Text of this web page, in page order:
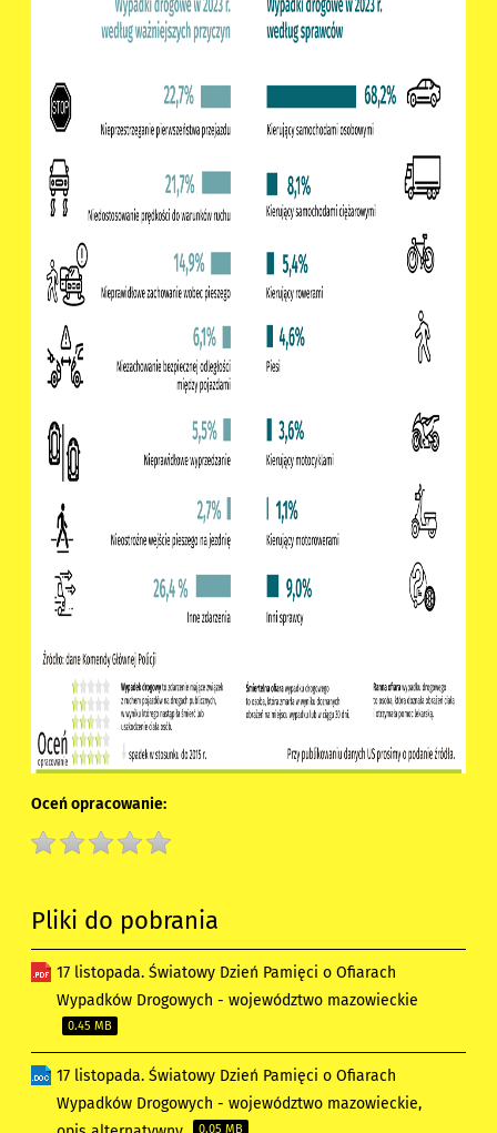
Oceń opracowanie:
Pliki do pobrania
17 listopada. Światowy Dzień Pamięci o Ofiarach
Wypadków Drogowych - województwo mazowieckie
0.45 MB
17 listopada. Światowy Dzień Pamięci o Ofiarach
Wypadków Drogowych - województwo mazowieckie,
0.05 MB